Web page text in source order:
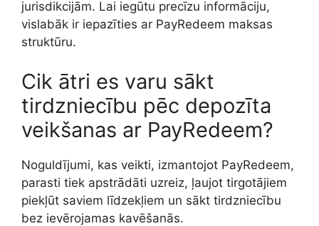
jurisdikcijām. Lai iegūtu precīzu informāciju,
vislabāk ir iepazīties ar PayRedeem maksas
struktūru.
Cik ātri es varu sākt
tirdzniecību pēc depozīta
veikšanas ar PayRedeem?
Noguldījumi, kas veikti, izmantojot PayRedeem,
parasti tiek apstrādāti uzreiz, ļaujot tirgotājiem
piekļūt saviem līdzekļiem un sākt tirdzniecību
bez ievērojamas kavēšanās.